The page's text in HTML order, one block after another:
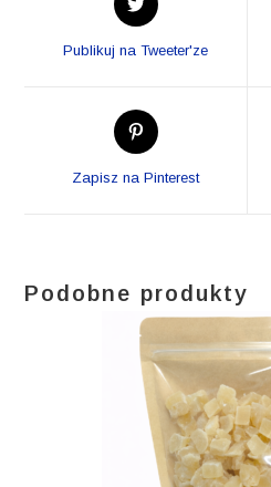
in
new
Publikuj na Tweeter'ze
Opens
in
Zapisz na Pinterest
Podobne produkty